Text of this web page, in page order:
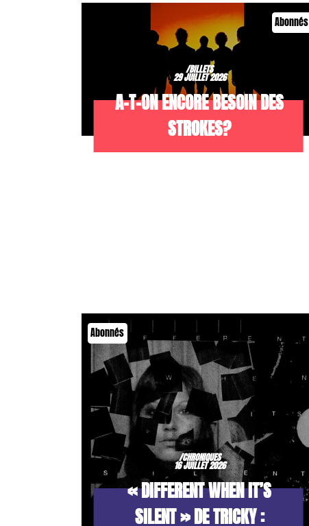
Abonnés
/BILLETS
29 JUILLET 2026
A-T-ON ENCORE BESOIN DES
STROKES?
Abonnés
/CHRONIQUES
16 JUILLET 2026
« DIFFERENT WHEN IT’S
SILENT » DE TRICKY :